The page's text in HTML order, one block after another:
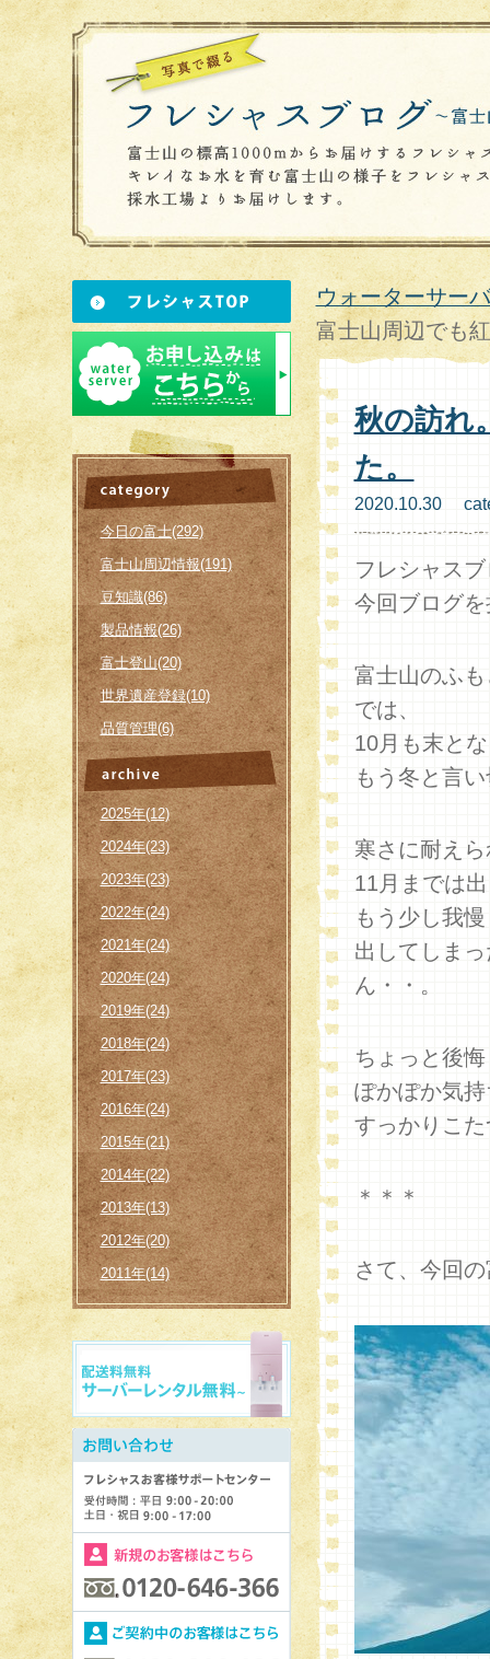
今日の富士(292)
富士山周辺情報(191)
豆知識(86)
製品情報(26)
富士登山(20)
世界遺産登録(10)
品質管理(6)
2025年(12)
2024年(23)
2023年(23)
2022年(24)
2021年(24)
2020年(24)
2019年(24)
2018年(24)
2017年(23)
2016年(24)
2015年(21)
2014年(22)
2013年(13)
2012年(20)
2011年(14)
ウォーターサー
富士山周辺でも
秋の訪れ
た。
2020.10.30
フレシャス
今回ブログ
富士山のふ
では、
10月も末と
もう冬と言
寒さに耐え
11月までは
もう少し我
出してしま
ん・・。
ちょっと後
ぽかぽか気
すっかりこ
＊＊＊
さて、今回